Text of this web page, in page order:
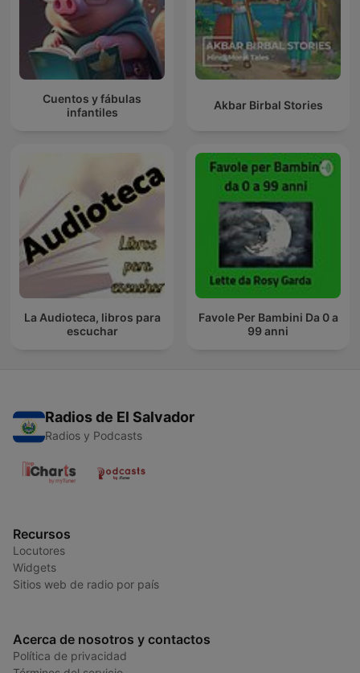
Cuentos y fábulas
infantiles
Akbar Birbal Stories
La Audioteca, libros para
escuchar
Favole Per Bambini Da 0 a
99 anni
Radios de El Salvador
Radios y Podcasts
Recursos
Locutores
Widgets
Sitios web de radio por país
Acerca de nosotros y contactos
Política de privacidad